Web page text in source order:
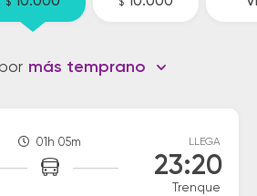
$ $
más temprano
01h 05m LLEGA
23:20
Trenque